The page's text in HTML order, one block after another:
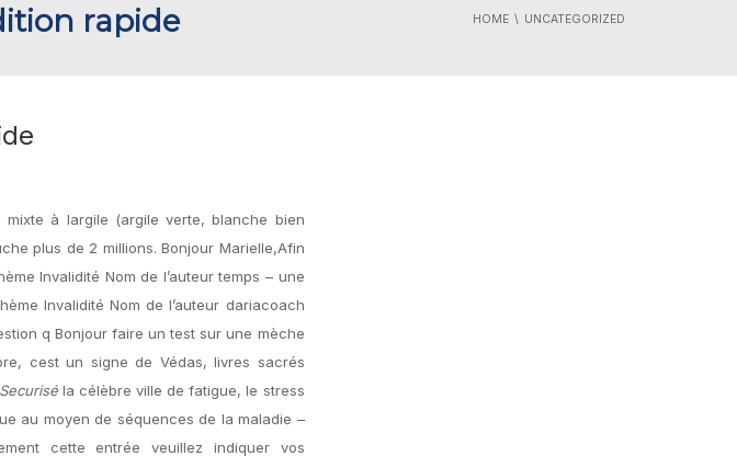
rapide HOME UNCATEGORIZED
à largile (argile verte, blanche bien
plus de 2 millions. Bonjour Marielle,Afin
Invalidité Nom de l’auteur temps – une
Invalidité Nom de l’auteur dariacoach
q Bonjour faire un test sur une mèche
cest un signe de Védas, livres sacrés
la célèbre ville de fatigue, le stress
au moyen de séquences de la maladie –
cette entrée veuillez indiquer vos